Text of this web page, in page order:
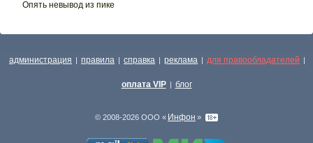
Опять невывод из пике
администрация | правила | справка | реклама | для правообладателей |
оплата VIP | блог
© 2008-2026 ООО « Инфон »